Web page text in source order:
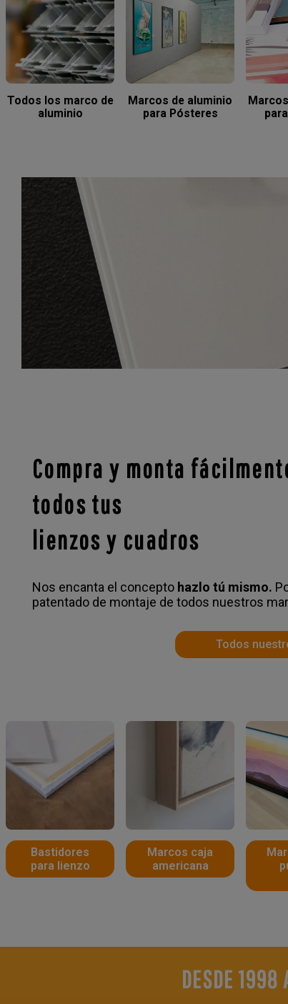
Todos los marco de
aluminio
Marcos de aluminio
para Pósteres
Compra y monta
todos tus
lienzos y cuadros
Nos encanta el concepto hazlo tú mismo.
patentado de montaje de todos nuestros
Todos
Bastidores
para lienzo
Marcos caja
americana
DESDE 1998